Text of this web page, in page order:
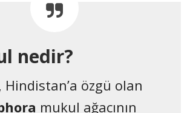
nedir?
Hindistan’a özgü olan
mukul ağacının